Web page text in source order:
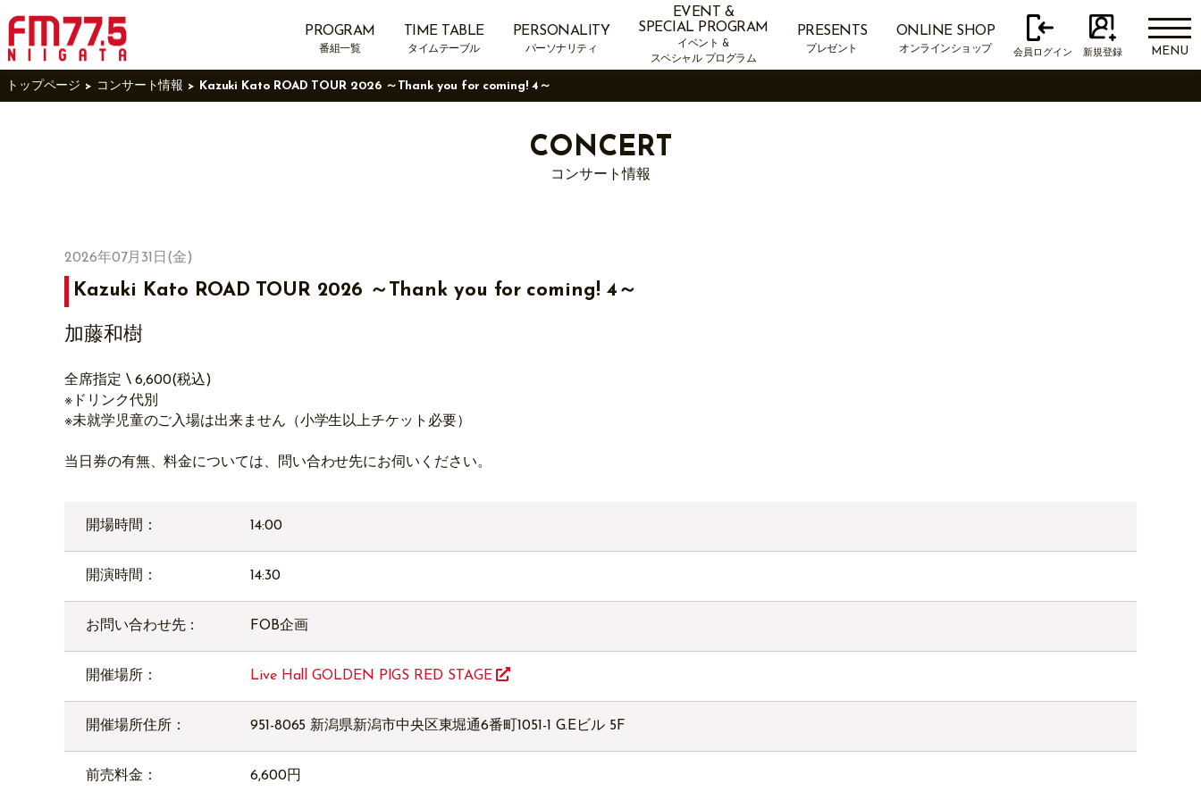
PROGRAM
番組一覧
TIME TABLE
タイムテーブル
PERSONALITY
パーソナリティ
EVENT &
SPECIAL PROGRAM
イベント &
スペシャル プログラム
PRESENTS
プレゼント
ONLINE SHOP
オンラインショップ 会員ログイン 新規登録 MENU
トップページ コンサート情報 Kazuki Kato ROAD TOUR 2026 ～Thank you for coming! 4～
CONCERT
コンサート情報
2026年07月31日(金)
Kazuki Kato ROAD TOUR 2026 ～Thank you for coming! 4～
加藤和樹
全席指定 \ 6,600(税込)
※ドリンク代別
※未就学児童のご入場は出来ません（小学生以上チケット必要）
当日券の有無、料金については、問い合わせ先にお伺いください。
開場時間： 14:00
開演時間： 14:30
お問い合わせ先： FOB企画
開催場所： Live Hall GOLDEN PIGS RED STAGE
開催場所住所： 951-8065 新潟県新潟市中央区東堀通6番町1051-1 G.Eビル 5F
前売料金： 6,600円